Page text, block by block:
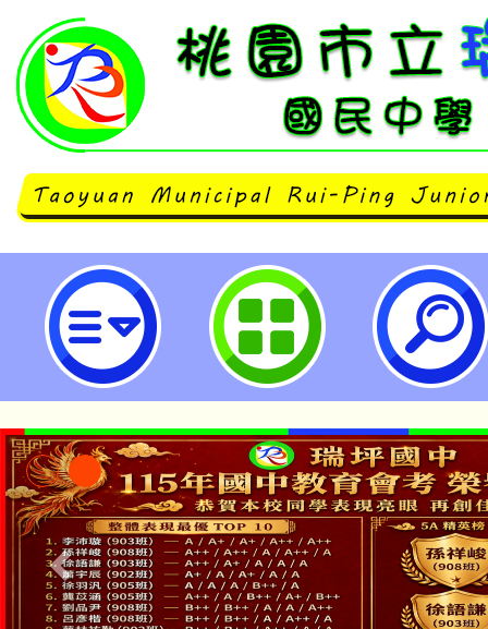
「高級中等以下學校健康飲食教育
劃」全國說明會-桃園市立瑞坪國民